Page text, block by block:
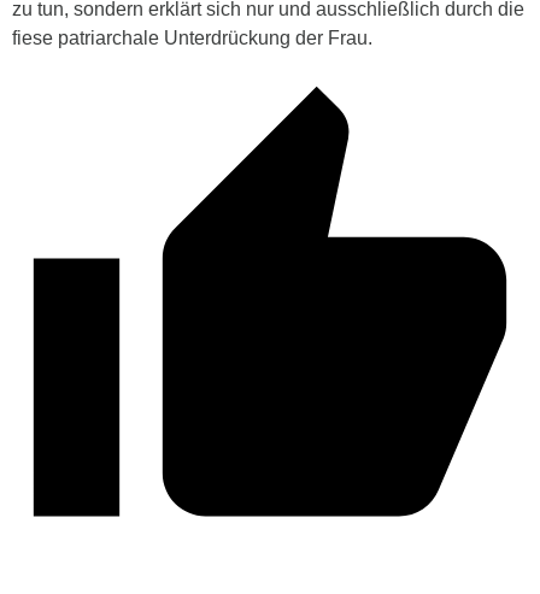
zu tun, sondern erklärt sich nur und ausschließlich durch die
fiese patriarchale Unterdrückung der Frau.